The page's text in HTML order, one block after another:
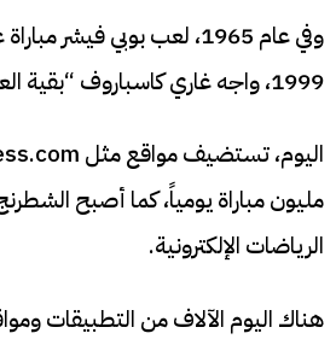
وفي عام 1965، لعب بوبي فيشر
1999، واجه غاري كاسباروف “بقية العالم” عبر الإنترنت.
مليون مباراة يومياً، كما أصبح
الرياضات الإلكترونية.
هناك اليوم الآلاف من التطبيقات